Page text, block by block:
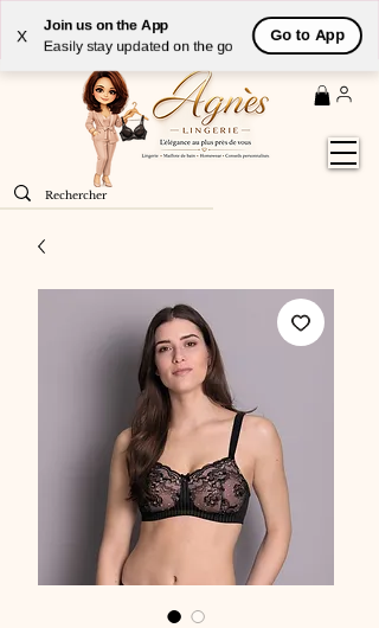
X
Join us on the App
Easily stay updated on the go
Go to App
Livraison GRATUITE(à partir de 59€) à domicile par
Colissimo en France métropolitaine